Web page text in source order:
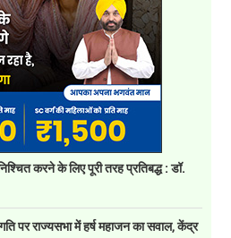
करने के लिए पूरी तरह प्रतिबद्ध : डॉ.
पर राज्यसभा में हर्ष महाजन का सवाल, केंद्र